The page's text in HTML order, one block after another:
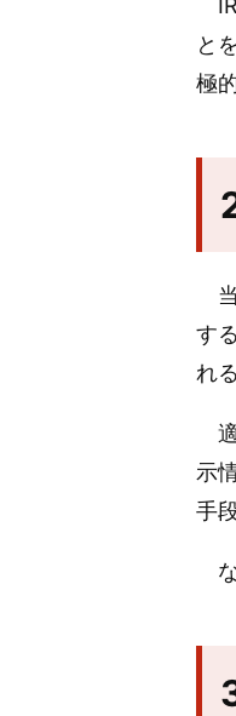
IR
と
極
当
す
れ
適
示
手
な